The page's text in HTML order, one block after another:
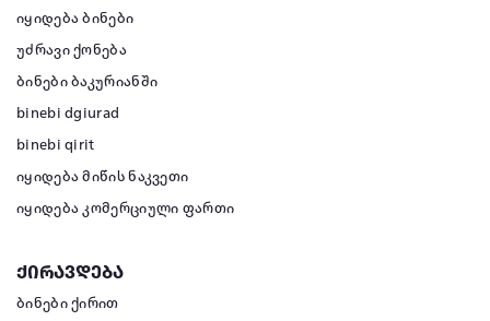
იყიდება ბინები
უძრავი ქონება
ბინები ბაკურიანში
binebi dgiurad
binebi qirit
იყიდება მიწის ნაკვეთი
იყიდება კომერციული ფართი
ქირავდება
ბინები ქირით